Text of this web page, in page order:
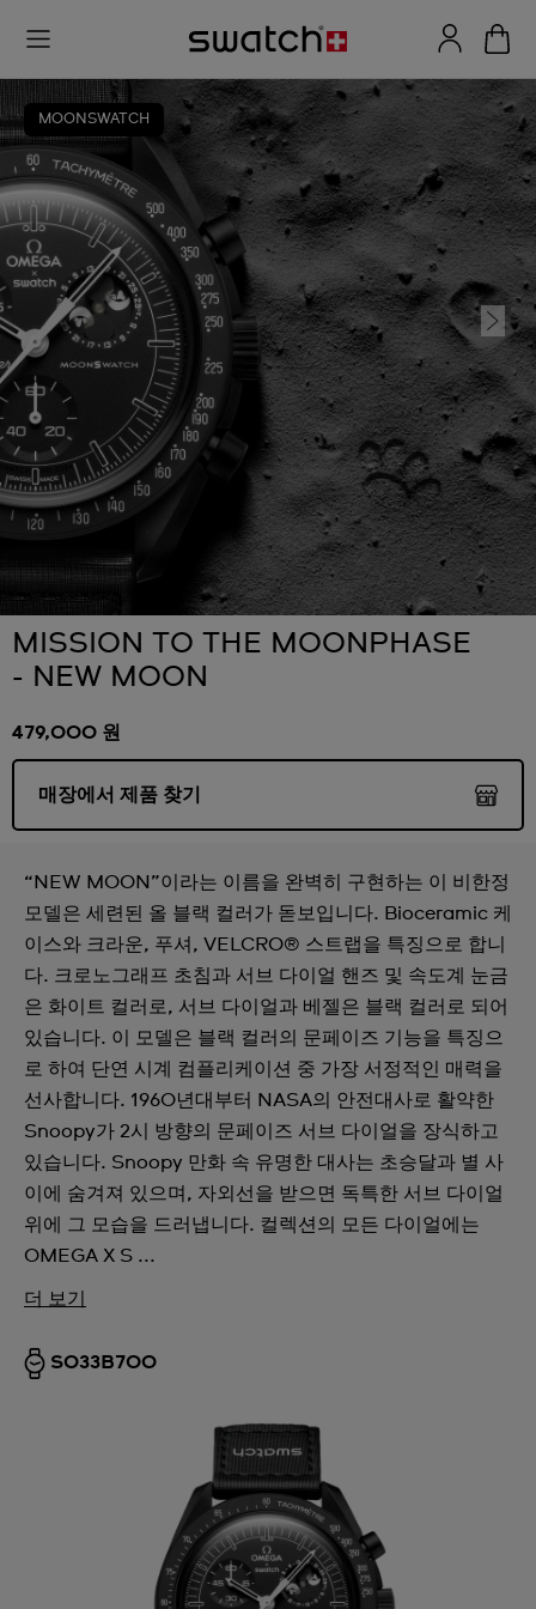
MOONSWATCH
MISSION TO THE MOONPHASE
- NEW MOON
479,000 원
매장에서 제품 찾기
“NEW MOON”이라는 이름을 완벽히 구현하는 이 비한정
모델은 세련된 올 블랙 컬러가 돋보입니다. Bioceramic 케
이스와 크라운, 푸셔, VELCRO® 스트랩을 특징으로 합니
다. 크로노그래프 초침과 서브 다이얼 핸즈 및 속도계 눈금
은 화이트 컬러로, 서브 다이얼과 베젤은 블랙 컬러로 되어
있습니다. 이 모델은 블랙 컬러의 문페이즈 기능을 특징으
로 하여 단연 시계 컴플리케이션 중 가장 서정적인 매력을
선사합니다. 1960년대부터 NASA의 안전대사로 활약한
Snoopy가 2시 방향의 문페이즈 서브 다이얼을 장식하고
있습니다. Snoopy 만화 속 유명한 대사는 초승달과 별 사
이에 숨겨져 있으며, 자외선을 받으면 독특한 서브 다이얼
위에 그 모습을 드러냅니다. 컬렉션의 모든 다이얼에는
OMEGA X S ...
더 보기
SO33B700